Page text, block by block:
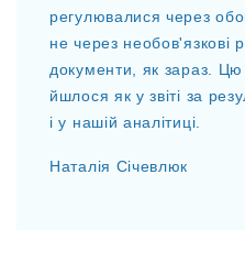
регулювалися через
не через необов'язкові
документи, як зараз.
йшлося як у звіті за
і у нашій аналітиці.
Наталія Січевлюк